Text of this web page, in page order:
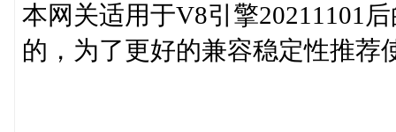
本网关适用于V8引擎20211101
的，为了更好的兼容稳定性推荐